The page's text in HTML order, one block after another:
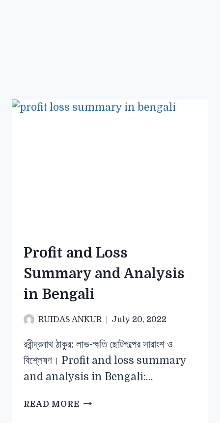
Profit and Loss
Summary and Analysis
in Bengali
RUIDAS ANKUR July 20, 2022
রবীন্দ্রনাথ ঠাকুর: লাভ-ক্ষতি ছোটগল্পের সারাংশ ও
বিশ্লেষণ। Profit and loss summary
and analysis in Bengali:…
READ MORE